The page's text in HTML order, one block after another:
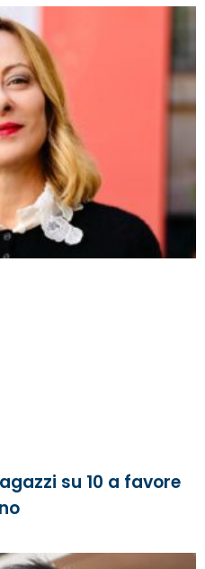
su 10 a favore